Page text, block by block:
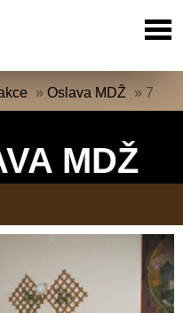
»Oslava MDŽ »7
MDŽ